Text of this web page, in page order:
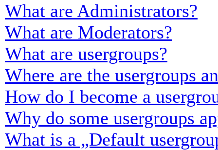
What are Administrators?
What are Moderators?
What are usergroups?
Where are the usergroups
How do I become a
Why do some usergroups
What is a „Default